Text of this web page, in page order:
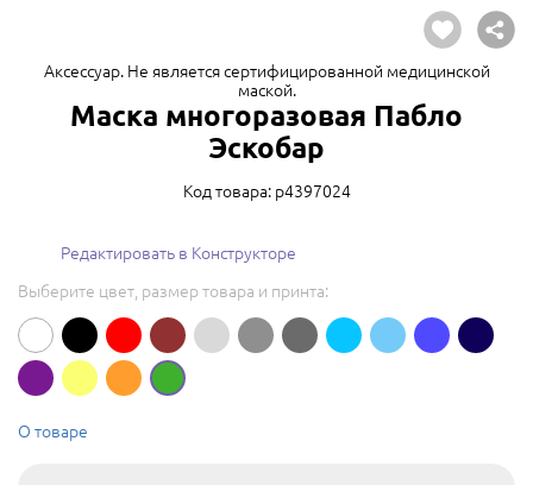
Аксессуар. Не является сертифицированной медицинской
маской.
Маска многоразовая Пабло
Эскобар
Код товара: p4397024
Редактировать в Конструкторе
Выберите цвет, размер товара и принта:
О товаре